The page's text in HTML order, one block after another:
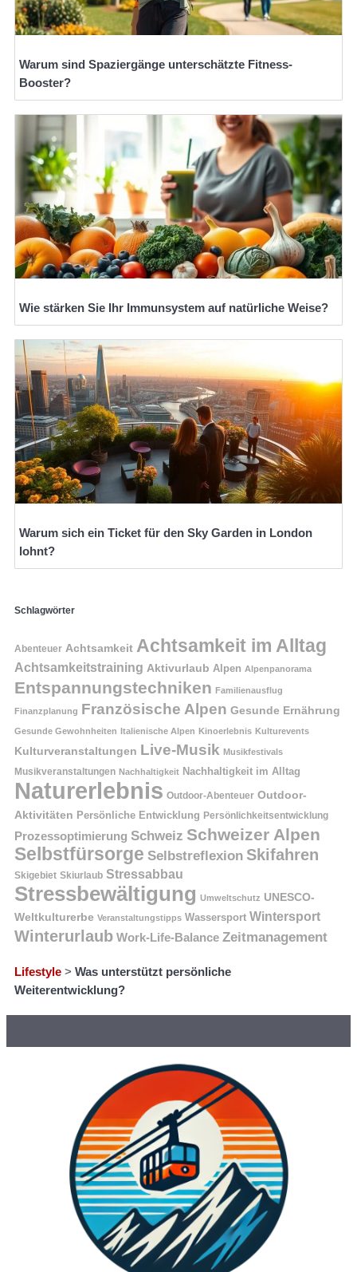
Warum sind Spaziergänge unterschätzte Fitness-
Booster?
Wie stärken Sie Ihr Immunsystem auf natürliche Weise?
Warum sich ein Ticket für den Sky Garden in London
lohnt?
Schlagwörter
Abenteuer Achtsamkeit Achtsamkeit im Alltag
Achtsamkeitstraining Aktivurlaub Alpen Alpenpanorama
Entspannungstechniken Familienausflug
Finanzplanung Französische Alpen Gesunde Ernährung
Gesunde Gewohnheiten Italienische Alpen Kinoerlebnis Kulturevents
Kulturveranstaltungen Live-Musik Musikfestivals
Musikveranstaltungen Nachhaltigkeit Nachhaltigkeit im Alltag
Naturerlebnis Outdoor-Abenteuer Outdoor-
Aktivitäten Persönliche Entwicklung Persönlichkeitsentwicklung
Prozessoptimierung Schweiz Schweizer Alpen
Selbstfürsorge Selbstreflexion Skifahren
Skigebiet Skiurlaub Stressabbau
Stressbewältigung Umweltschutz UNESCO-
Weltkulturerbe Veranstaltungstipps Wassersport Wintersport
Winterurlaub Work-Life-Balance Zeitmanagement
Lifestyle > Was unterstützt persönliche
Weiterentwicklung?